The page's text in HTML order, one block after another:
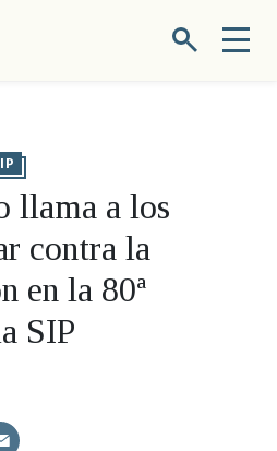
llama a los
contra la
en la 80ª
SIP